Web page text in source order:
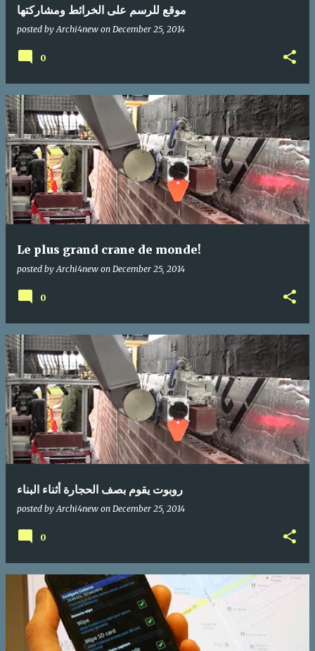
موقع للرسم على الخرائط ومشاركتها
posted by Archi4new on December 25, 2014
0
Le plus grand crane de monde!
posted by Archi4new on December 25, 2014
0
‏روبوت‬ يقوم بصف الحجارة أثناء البناء
posted by Archi4new on December 25, 2014
0